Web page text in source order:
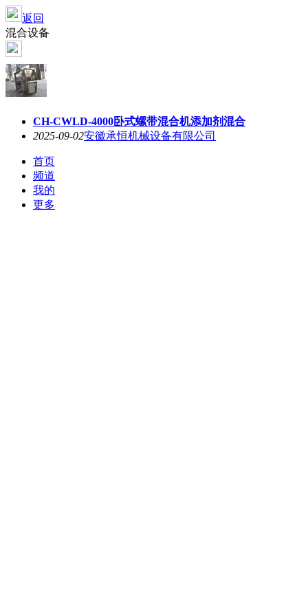
返回
混合设备
CH-CWLD-4000卧式螺带混合机添加剂混合
2025-09-02安徽承恒机械设备有限公司
首页
频道
我的
更多